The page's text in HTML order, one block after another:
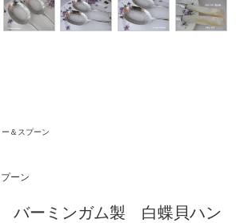
＆スプーン
ーン
ーミンガム製 白蝶貝ハン